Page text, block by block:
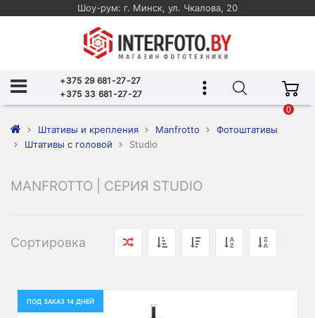
Шоу-рум: г. Минск, ул. Чкалова, 20
+375 29 681-27-27
+375 33 681-27-27
0
Штативы и крепления Manfrotto
Фотоштативы
Штативы с головой
Studio
MANFROTTO | СЕРИЯ STUDIO
Сортировка
ПОД ЗАКАЗ 14 ДНЕЙ